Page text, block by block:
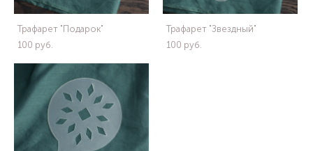
Трафарет "Подарок"
100 pуб.
Трафарет "Звездный"
100 pуб.